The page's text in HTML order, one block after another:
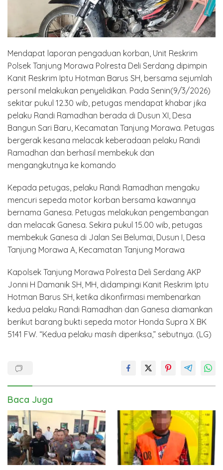
Mendapat laporan pengaduan korban, Unit Reskrim
Polsek Tanjung Morawa Polresta Deli Serdang dipimpin
Kanit Reskrim Iptu Hotman Barus SH, bersama sejumlah
personil melakukan penyelidikan. Pada Senin(9/3/2026)
sekitar pukul 12.30 wib, petugas mendapat khabar jika
pelaku Randi Ramadhan berada di Dusun XI, Desa
Bangun Sari Baru, Kecamatan Tanjung Morawa. Petugas
bergerak kesana melacak keberadaan pelaku Randi
Ramadhan dan berhasil membekuk dan
mengangkutnya ke komando
Kepada petugas, pelaku Randi Ramadhan mengaku
mencuri sepeda motor korban bersama kawannya
bernama Ganesa. Petugas melakukan pengembangan
dan melacak Ganesa. Sekira pukul 15.00 wib, petugas
membekuk Ganesa di Jalan Sei Belumai, Dusun I, Desa
Tanjung Morawa A, Kecamatan Tanjung Morawa
Kapolsek Tanjung Morawa Polresta Deli Serdang AKP
Jonni H Damanik SH, MH, didampingi Kanit Reskrim Iptu
Hotman Barus SH, ketika dikonfirmasi membenarkan
kedua pelaku Randi Ramadhan dan Ganesa diamankan
berikut barang bukti sepeda motor Honda Supra X BK
5141 FW. “Kedua pelaku masih diperiksa,” sebutnya. (LG)
Baca Juga